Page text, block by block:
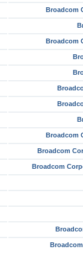
Broadcom
Broadcom
Broadcom
Broadcom
Broadcom